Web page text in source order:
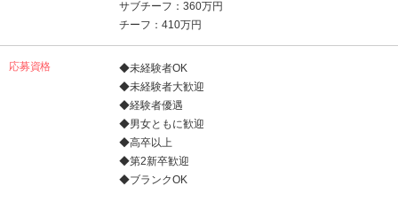
サブチーフ：360万円
チーフ：410万円
応募資格
◆未経験者OK
◆未経験者大歓迎
◆経験者優遇
◆男女ともに歓迎
◆高卒以上
◆第2新卒歓迎
◆ブランクOK